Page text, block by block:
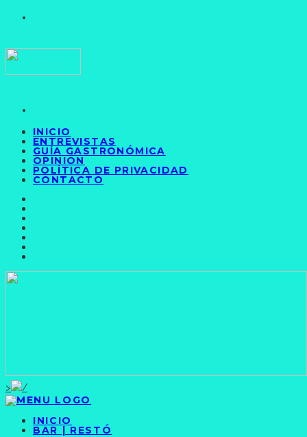
INICIO
ENTREVISTAS
GUÍA GASTRONÓMICA
OPINIÓN
POLÍTICA DE PRIVACIDAD
CONTACTO
>
INICIO
BAR | RESTÓ